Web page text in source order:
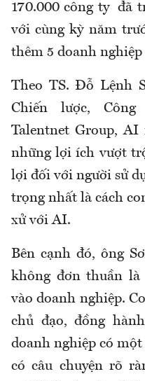
170.000 công ty đã
với cùng kỳ năm
thêm 5 doanh nghiệp
Theo TS. Đỗ Lệnh
Chiến lược,
Talentnet Group, AI
những lợi ích vượt
lợi đối với người sử
trọng nhất là cách
xử với AI.
Bên cạnh đó, ông
không đơn thuần là
vào doanh nghiệp.
chủ đạo, đồng
doanh nghiệp có
có câu chuyện rõ